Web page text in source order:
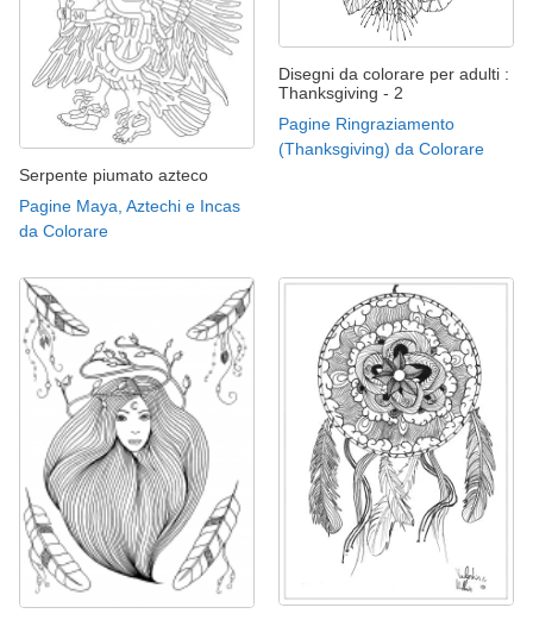
Serpente piumato azteco
Pagine Maya, Aztechi e Incas
da Colorare
Disegni da colorare per adulti :
Thanksgiving - 2
Pagine Ringraziamento
(Thanksgiving) da Colorare